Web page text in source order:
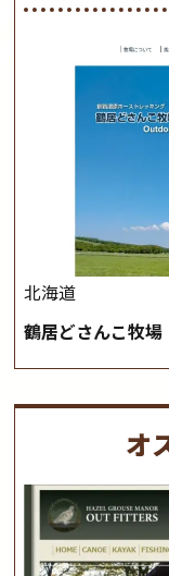
北海道
鶴居どさんこ牧場
オ